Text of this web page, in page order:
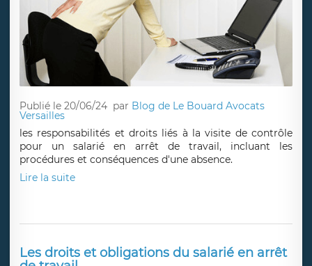
Publié le 20/06/24 par Blog de Le Bouard Avocats
Versailles
les responsabilités et droits liés à la visite de contrôle
pour un salarié en arrêt de travail, incluant les
procédures et conséquences d'une absence.
Lire la suite
Les droits et obligations du salarié en arrêt